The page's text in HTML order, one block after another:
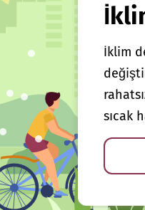
İklim
sıcak